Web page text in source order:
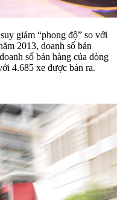
giảm “phong độ” so với
2013, doanh số bán
số bán hàng của dòng
4.685 xe được bán ra.